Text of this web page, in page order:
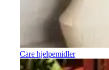
Care hjelpemidler